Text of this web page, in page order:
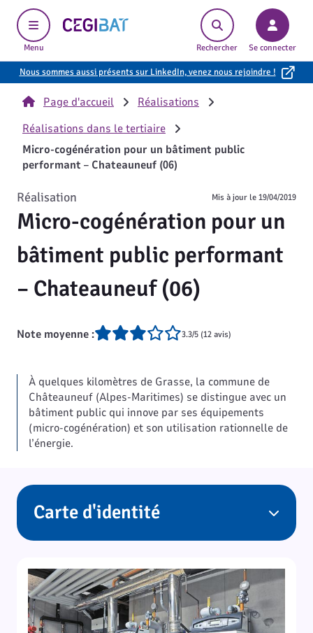
Menu
Cegibat, accueil
Rechercher Se connecter
Nous sommes aussi présents sur LinkedIn, venez nous rejoindre !
Page d'accueil
Réalisations
Réalisations dans le tertiaire
Micro-cogénération pour un bâtiment public
performant – Chateauneuf (06)
Micro-cogénération pour un
bâtiment public performant
– Chateauneuf (06)
Réalisation Mis à jour le19/04/2019
Note moyenne : 3.3/5 (12 avis)
À quelques kilomètres de Grasse, la commune de
Châteauneuf (Alpes-Maritimes) se distingue avec un
bâtiment public qui innove par ses équipements
(micro-cogénération) et son utilisation rationnelle de
l’énergie.
Carte d'identité